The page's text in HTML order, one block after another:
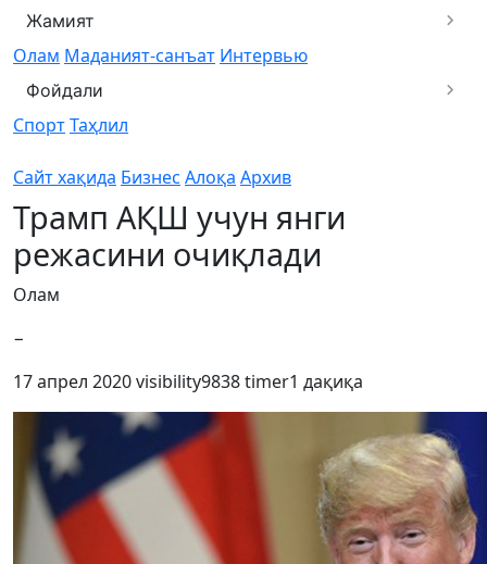
Жамият
Олам Маданият-санъат Интервью
Фойдали
СпортТаҳлил
Сайт хақида Бизнес Алоқа Архив
Трамп АҚШ учун янги
режасини очиқлади
Олам
−
17 апрел 2020visibility9838timer1 дақиқа